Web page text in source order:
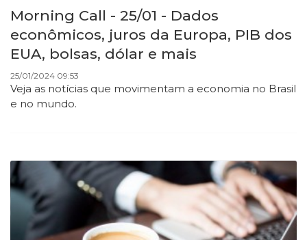
Morning Call - 25/01 - Dados
econômicos, juros da Europa, PIB dos
EUA, bolsas, dólar e mais
25/01/2024 09:53
Veja as notícias que movimentam a economia no Brasil
e no mundo.